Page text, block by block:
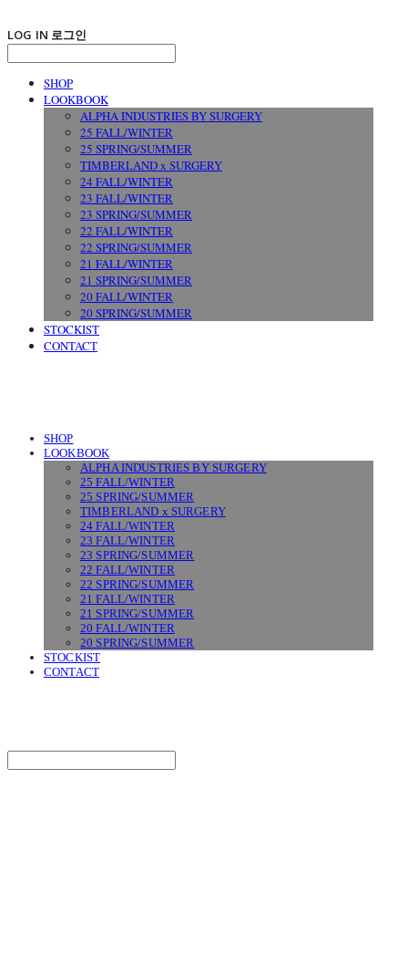
LOG IN 로그인
SHOP
LOOKBOOK
ALPHA INDUSTRIES BY SURGERY
25 FALL/WINTER
25 SPRING/SUMMER
TIMBERLAND x SURGERY
24 FALL/WINTER
23 FALL/WINTER
23 SPRING/SUMMER
22 FALL/WINTER
22 SPRING/SUMMER
21 FALL/WINTER
21 SPRING/SUMMER
20 FALL/WINTER
20 SPRING/SUMMER
STOCKIST
CONTACT
SHOP
LOOKBOOK
ALPHA INDUSTRIES BY SURGERY
25 FALL/WINTER
25 SPRING/SUMMER
TIMBERLAND x SURGERY
24 FALL/WINTER
23 FALL/WINTER
23 SPRING/SUMMER
22 FALL/WINTER
22 SPRING/SUMMER
21 FALL/WINTER
21 SPRING/SUMMER
20 FALL/WINTER
20 SPRING/SUMMER
STOCKIST
CONTACT